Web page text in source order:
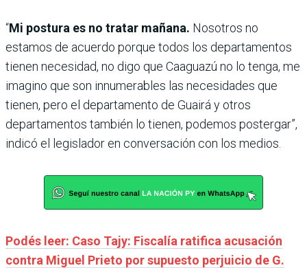
“Mi postura es no tratar mañana. Nosotros no
estamos de acuerdo porque todos los departamentos
tienen necesidad, no digo que Caaguazú no lo tenga, me
imagino que son innumerables las necesidades que
tienen, pero el departamento de Guairá y otros
departamentos también lo tienen, podemos postergar”,
indicó el legislador en conversación con los medios.
Podés leer: Caso Tajy: Fiscalía ratifica acusación
contra Miguel Prieto por supuesto perjuicio de G.